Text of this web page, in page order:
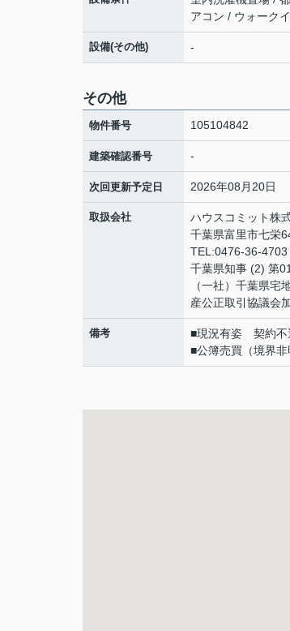
アコン / ウォーク
設備(その他) -
その他
物件番号 105104842
建築確認番号 -
次回更新予定日 2026年08月20日
取扱会社
ハウスコミット株
千葉県富里市七栄
TEL:0476-36-4703
千葉県知事 (2) 第
（一社）千葉県
産公正取引協議会
備考
■現況有姿 契約不
■公簿売買（境界非